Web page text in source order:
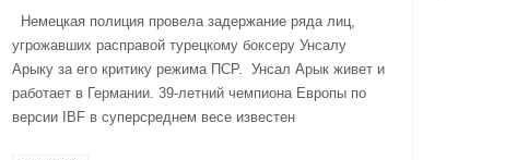
Немецкая полиция провела задержание ряда лиц,
угрожавших расправой турецкому боксеру Унсалу
Арыку за его критику режима ПСР. Унсал Арык живет и
работает в Германии. 39-летний чемпиона Европы по
версии IBF в суперсреднем весе известен